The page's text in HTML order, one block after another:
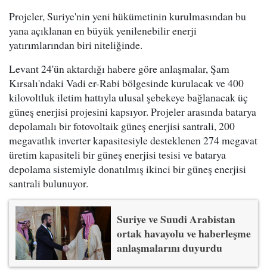
Projeler, Suriye'nin yeni hükümetinin kurulmasından bu
yana açıklanan en büyük yenilenebilir enerji
yatırımlarından biri niteliğinde.
Levant 24'ün aktardığı habere göre anlaşmalar, Şam
Kırsalı'ndaki Vadi er-Rabi bölgesinde kurulacak ve 400
kilovoltluk iletim hattıyla ulusal şebekeye bağlanacak üç
güneş enerjisi projesini kapsıyor. Projeler arasında batarya
depolamalı bir fotovoltaik güneş enerjisi santrali, 200
megavatlık inverter kapasitesiyle desteklenen 274 megavat
üretim kapasiteli bir güneş enerjisi tesisi ve batarya
depolama sistemiyle donatılmış ikinci bir güneş enerjisi
santrali bulunuyor.
Suriye ve Suudi Arabistan
ortak havayolu ve haberleşme
anlaşmalarını duyurdu